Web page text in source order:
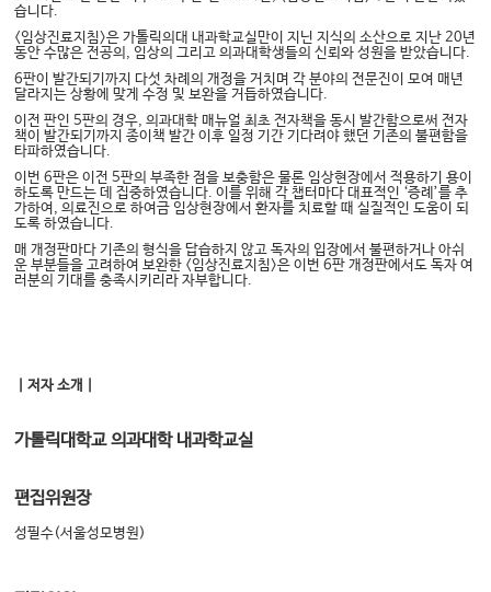
습니다.
<임상진료지침>은 가톨릭의대 내과학교실만이 지닌 지식의 소산으로 지난20년
동안 수많은 전공의 , 임상의 그리고 의과대학생들의 신뢰와 성원을 받았습니다.
6판이 발간되기까지 다섯 차례의 개정을 거치며 각 분야의 전문진이 모여 매년
달라지는 상황에 맞게 수정 및 보완을 거듭하였습니다.
이전 판인5판의 경우,의과대학 매뉴얼 최초 전자책을 동시 발간함으로써 전자
책이 발간되기까지 종이책 발간 이후 일정 기간 기다려야 했던 기존의 불편함을
타파하였습니다.
이번6판은 이전5판의 부족한 점을 보충함은 물론 임상현장에서 적용하기 용이
하도록 만드는 데 집중하였습니다.이를 위해 각 챕터마다 대표적인 ‘증례’를 추
가하여 ,의료진으로 하여금 임상현장에서 환자를 치료할 때 실질적인 도움이 되
도록 하였습니다.
매 개정판마다 기존의 형식을 답습하지 않고 독자의 입장에서 불편하거나 아쉬
운 부분들을 고려하여 보완한 <임상진료지침>은 이번6판 개정판에서도 독자 여
러분의 기대를 충족시키리라 자부합니다.
｜저자 소개｜
가톨릭대학교 의과대학 내과학교실
편집위원장
성필수(서울성모병원)